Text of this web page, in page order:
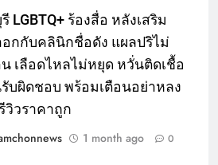
LGBTQ+ ร้องสื่อ หลังเสริม
กกับคลินิกชื่อดัง แผลปริไม่
เลือดไหลไม่หยุด หวั่นติดเชื้อ
บผิดชอบ พร้อมเตือนอย่าหลง
วิวราคาถูก
1 month ago 0